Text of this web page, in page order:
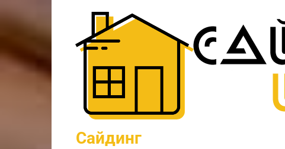
контенту
Сайдинг